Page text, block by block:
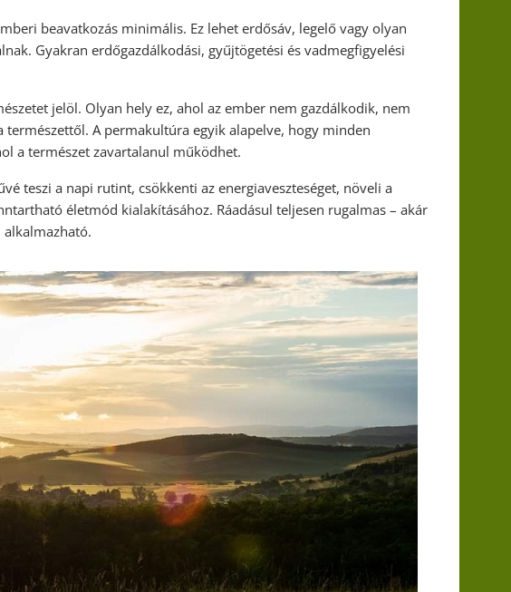
beavatkozás minimális. Ez lehet erdősáv, legelő vagy olyan
Gyakran erdőgazdálkodási, gyűjtögetési és vadmegfigyelési
jelöl. Olyan hely ez, ahol az ember nem gazdálkodik, nem
A permakultúra egyik alapelve, hogy minden
a természet zavartalanul működhet.
teszi a napi rutint, csökkenti az energiaveszteséget, növeli a
életmód kialakításához. Ráadásul teljesen rugalmas – akár